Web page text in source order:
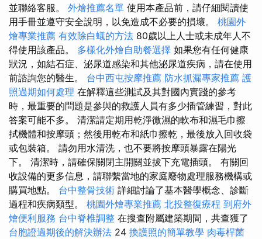
並聯絡客服。 外燴推薦名單 使用本產品前，請仔細閱讀使
用手冊並遵守安全說明，以免造成不必要的損壞。 桃園外
燴專業推薦 有效除白蟻的方法 80歲以上人士或未成年人不
得使用該產品。 多樣化外燴自助餐選擇 如果您有任何健康
狀況，如結石症、泌尿道感染和其他泌尿道疾病，請在使用
前諮詢您的醫生。 台中西屯按摩推薦 防水抓漏專家推薦 護
照過期如何處理 在解釋這些測試及其對國內實踐的參考
時，最重要的問題是參與的救護人員有多少插管練習，對此
答案可能不多。 清潔請定期用乾淨微濕的軟布和濕毛巾擦
拭機體和按摩頭；然後用乾布和紙巾擦乾，最後放入回收袋
或包裝箱。 請勿用水清洗，也不要將按摩頭暴露在陽光
下。 清潔時，請確保關閉主開關並拔下充電插頭。 有關回
收設備的更多信息，請聯繫當地的家庭廢物處理服務機構或
購買地點。 台中整骨技術 詳細討論了基本醫學概念、診斷
過程和疾病類型。 桃園外燴專業推薦 北投整復療程 到府外
燴便利服務 台中脊椎調整 在搜查附屬建築期間，共查獲了
台胞證過期後的解決辦法 24 換護照的簡單教學 肉毒桿菌